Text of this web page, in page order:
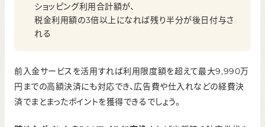
ショッピング利用合計額が、
税金利用額の3倍以上になれば残り半分が後日付与さ
れる
前入金サービスを活用すれば利用限度額を超えて最大9,990万
円までの高額決済にも対応でき、広告費や仕入れなどの経費決
済でまとまったポイントを獲得できるでしょう。